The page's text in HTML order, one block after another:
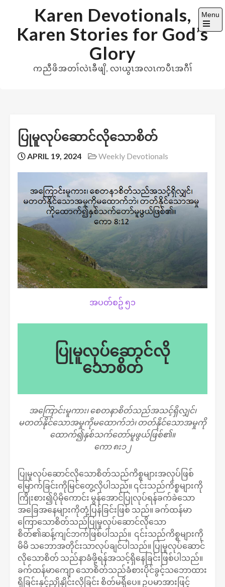
content
Karen Devotionals,
Karen Stories for God’s
Glory
ကညီဖိအတၢ်လဲၤခီဖျိ, လၢယွၤအလၤကပီၤအဂီၢ်
Menu
Open
the
ပြုမူလုပ်ဆောင်လိုသောစိတ်
APRIL 19, 2024 Weekly Devotionals
အပတ်စဥ် ၅၁
ပြုမူလုပ်ဆောင်လို
သောစိတ်
အကြောင်းမူကား၊ စေတနာစိတ်သည်အသင့်ရှိလျှင်၊
မတတ်နိုင်သောအမှုကိုမထောက်ဘဲ၊ တတ်နိုင်သောအမှုကို
ထောက်၍နှစ်သက်တော်မူဖွယ်ဖြစ်၏။
ကော ၈း၁၂
ပြုမူလုပ်ဆောင်လိုသောစိတ်သည်ကိစ္စများအလုပ်ဖြစ်
မြောက်ခြင်းကိုမြင်တွေ့လိုပါသည်။ ၎င်းသည်ကိစ္စများကို
ကြိုးစား၍ပိုမိုကောင်း မွန်အောင်ပြုလုပ်ရန်ခက်ခဲသော
အခြေအနေများကိုတုံ့ပြန်ခြင်းဖြစ် သည်။ ခက်ထန်မာ
ကြောသောစိတ်သည်ပြုမူလုပ်ဆောင်လိုသော
စိတ်၏ဆန့်ကျင်ဘက်ဖြစ်ပါသည်။ ၎င်းသည်ကိစ္စများကို
မိမိ သဘောအတိုင်းသာလုပ်ချင်ပါသည်။ ပြုမူလုပ်ဆောင်
လိုသောစိတ် သည်နာခံဖို့ရန်အသင့်ရှိနေခြင်းဖြစ်ပါသည်။
ခက်ထန်မာကျော သောစိတ်သည်ခံစားပိုင်ခွင့်သဘောထား
ရှိခြင်းနှင့်ညှိုနှိုင်းလိုခြင်း စိတ်မရှိပေ။ ဥပမာအားဖြင့်